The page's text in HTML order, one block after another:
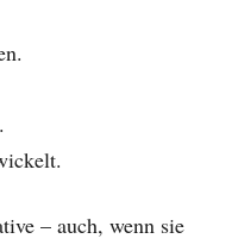
– auch, wenn sie